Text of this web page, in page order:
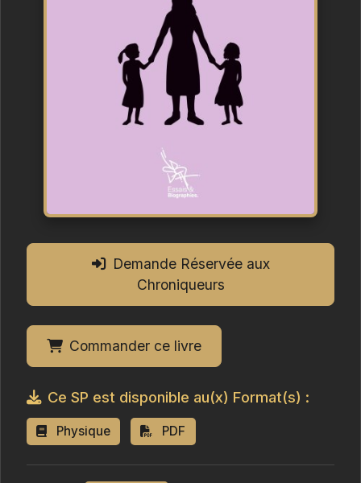
Demande Réservée aux
Chroniqueurs
Commander ce livre
Ce SP est disponible au(x) Format(s) :
Physique PDF